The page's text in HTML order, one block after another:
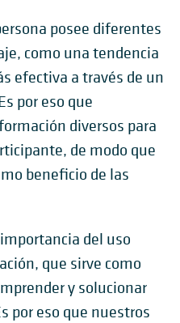
posee diferentes
como una tendencia
efectiva a través de un
por eso que
diversos para
de modo que
beneficio de las
del uso
que sirve como
y solucionar
por eso que nuestros